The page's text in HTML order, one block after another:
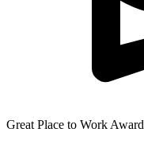
Great Place to Work Award